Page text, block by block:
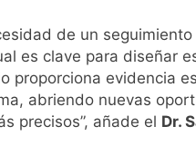
de un
es clave para diseñar
proporciona evidencia
abriendo nuevas
precisos”, añade el Dr.